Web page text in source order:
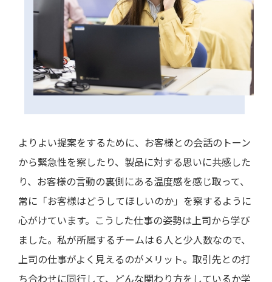
よりよい提案をするために、お客様との会話のトーン
から緊急性を察したり、製品に対する思いに共感した
り、お客様の言動の裏側にある温度感を感じ取って、
常に「お客様はどうしてほしいのか」を察するように
心がけています。こうした仕事の姿勢は上司から学び
ました。私が所属するチームは６人と少人数なので、
上司の仕事がよく見えるのがメリット。取引先との打
ち合わせに同行して、どんな関わり方をしているか学